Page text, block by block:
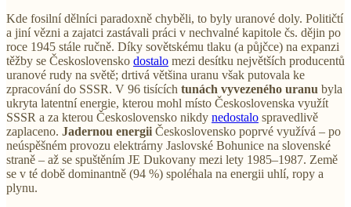
Kde fosilní dělníci paradoxně chyběli, to byly uranové doly. Političtí
a jiní vězni a zajatci zastávali práci v nechvalné kapitole čs. dějin po
roce 1945 stále ručně. Díky sovětskému tlaku (a půjčce) na expanzi
těžby se Československo dostalo mezi desítku největších producentů
uranové rudy na světě; drtivá většina uranu však putovala ke
zpracování do SSSR. V 96 tisících tunách vyvezeného uranu byla
ukryta latentní energie, kterou mohl místo Československa využít
SSSR a za kterou Československo nikdy nedostalo spravedlivě
zaplaceno. Jadernou energii Československo poprvé využívá – po
neúspěšném provozu elektrárny Jaslovské Bohunice na slovenské
straně – až se spuštěním JE Dukovany mezi lety 1985–1987. Země
se v té době dominantně (94 %) spoléhala na energii uhlí, ropy a
plynu.